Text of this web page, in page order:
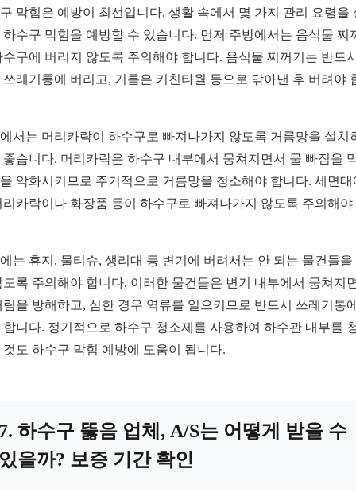
막힘은 예방이 최선입니다. 생활 속에서 몇 가지 관리 요령을
하수구 막힘을 예방할 수 있습니다. 먼저 주방에서는 음식물 찌
수구에 버리지 않도록 주의해야 합니다. 음식물 찌꺼기는 반드
쓰레기통에 버리고, 기름은 키친타월 등으로 닦아낸 후 버려야
서는 머리카락이 하수구로 빠져나가지 않도록 거름망을 설치
좋습니다. 머리카락은 하수구 내부에서 뭉쳐지면서 물 빠짐을
악화시키므로 주기적으로 거름망을 청소해야 합니다. 세면대
리카락이나 화장품 등이 하수구로 빠져나가지 않도록 주의해야
는 휴지, 물티슈, 생리대 등 변기에 버려서는 안 되는 물건들을
도록 주의해야 합니다. 이러한 물건들은 변기 내부에서 뭉쳐지
림을 방해하고, 심한 경우 역류를 일으키므로 반드시 쓰레기통
합니다. 정기적으로 하수구 청소제를 사용하여 하수관 내부를
것도 하수구 막힘 예방에 도움이 됩니다.
하수구 뚫음 업체, A/S는 어떻게 받을 수
을까? 보증 기간 확인